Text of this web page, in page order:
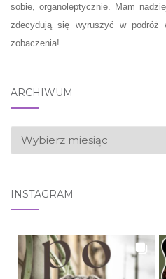
sobie, organoleptycznie. Mam
zdecydują się wyruszyć w podróż
zobaczenia!
ARCHIWUM
ARCHIWUM
INSTAGRAM